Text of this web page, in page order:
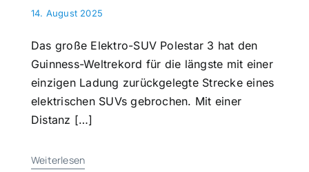
14. August 2025
Das große Elektro-SUV Polestar 3 hat den
Guinness-Weltrekord für die längste mit einer
einzigen Ladung zurückgelegte Strecke eines
elektrischen SUVs gebrochen. Mit einer
Distanz […]
Weiterlesen